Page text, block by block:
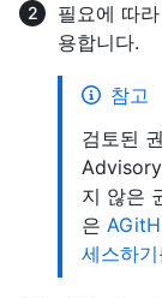
필요에 따
용합니다.
참고
검토된
지 않은
은
세스하기